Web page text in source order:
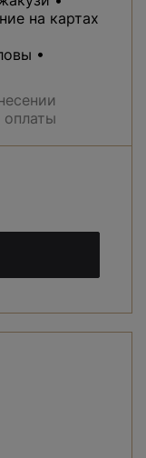
на картах
•
оплаты